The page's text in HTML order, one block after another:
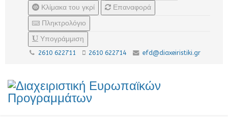
Κλίμακα του γκρί
Επαναφορά
Πληκτρολόγιο
Υπογράμμιση
2610 622711 2610 622714 efd@diaxeiristiki.gr